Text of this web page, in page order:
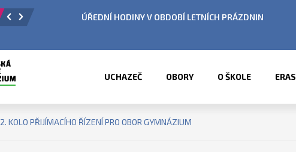
ÚŘEDNÍ HODINY V OBDOBÍ LETNÍCH PRÁZDNIN
UCHAZEČ OBORY O ŠKOLE
2. KOLO PŘIJÍMACÍHO ŘÍZENÍ PRO OBOR GYMNÁZIUM